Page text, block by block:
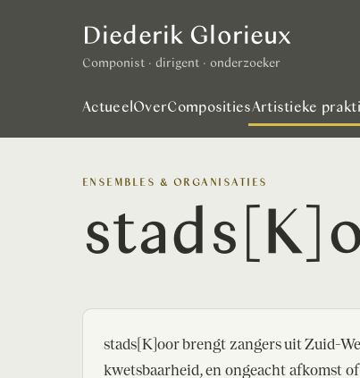
Diederik Glorieux
Componist · dirigent · onderzoeker
Actueel OverCompositiesArtistieke
ENSEMBLES & ORGANISATIES
stads[K]oor brengt zangers uit Zuid-
kwetsbaarheid, en ongeacht afkomst